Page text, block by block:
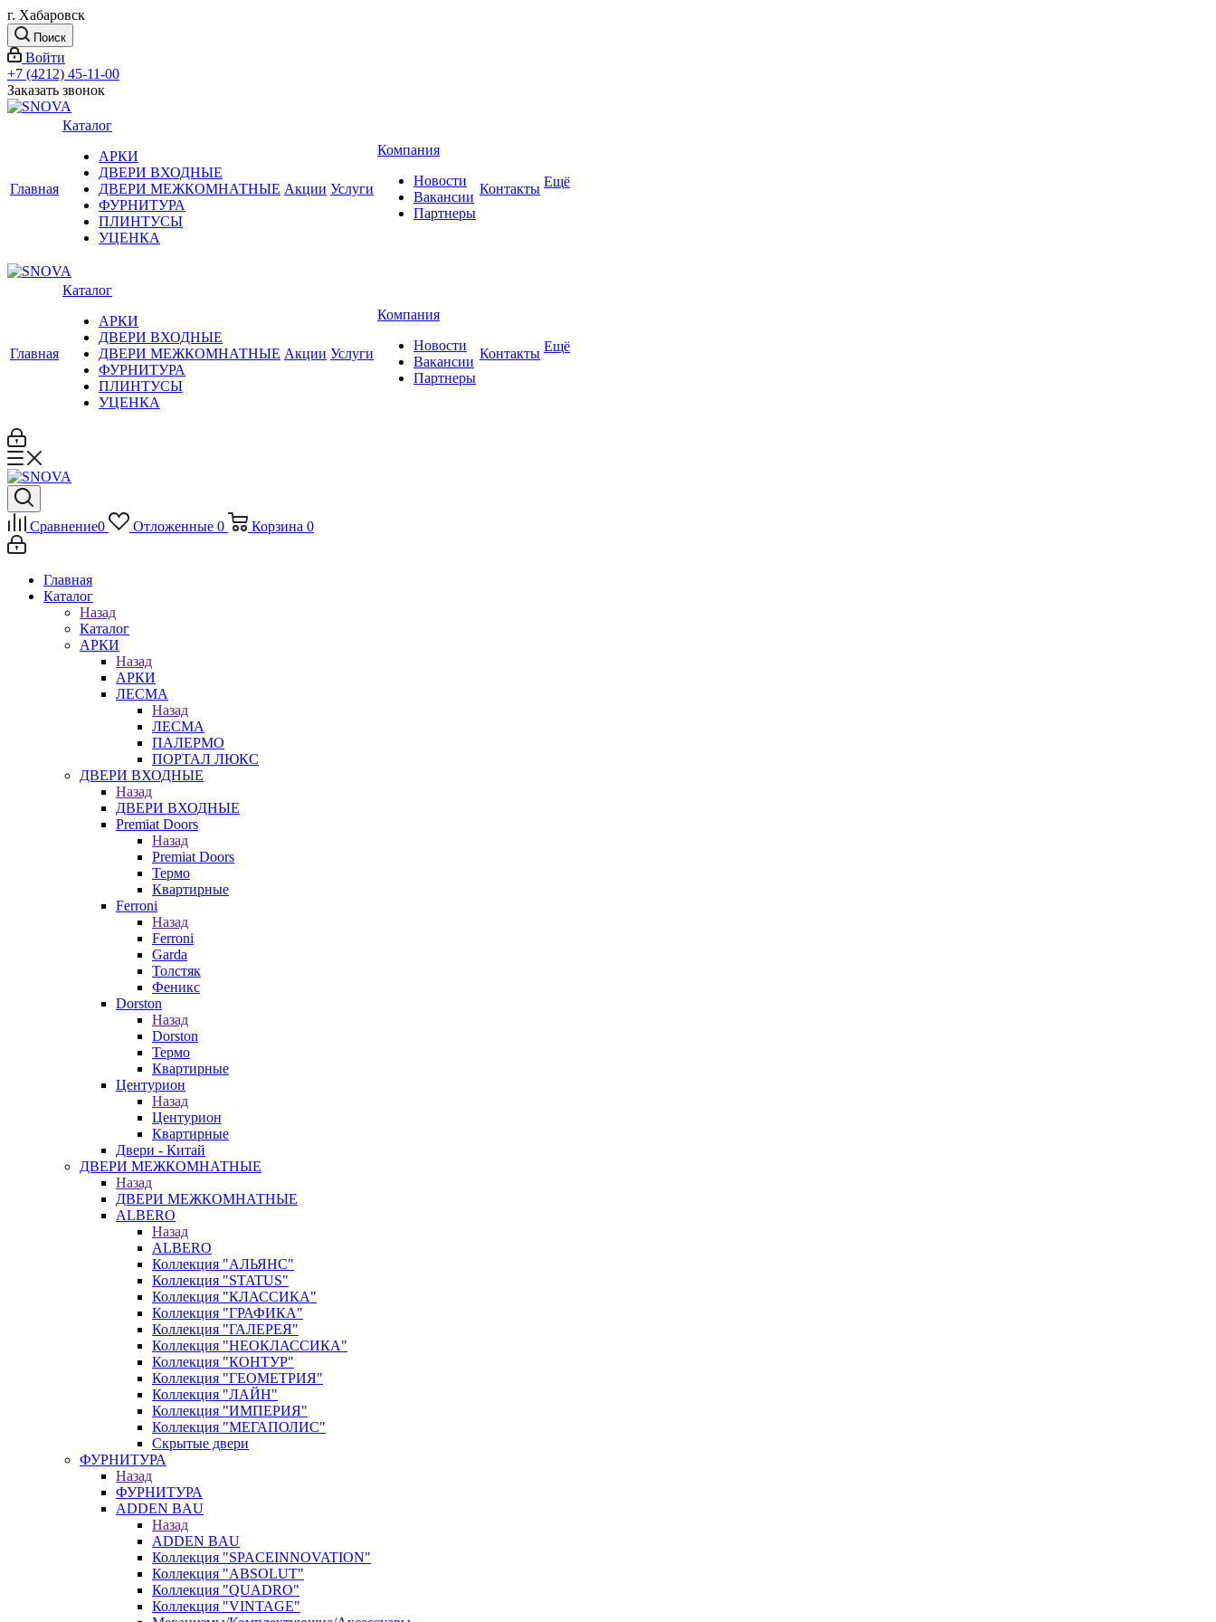
г. Хабаровск
Поиск
Войти
+7 (4212) 45-11-00
Заказать звонок
Главная
Каталог
АРКИ
ДВЕРИ ВХОДНЫЕ
ДВЕРИ МЕЖКОМНАТНЫЕ
ФУРНИТУРА
ПЛИНТУСЫ
УЦЕНКА
Акции Услуги
Компания
Новости
Вакансии
Партнеры
Контакты Ещё
Главная
Каталог
АРКИ
ДВЕРИ ВХОДНЫЕ
ДВЕРИ МЕЖКОМНАТНЫЕ
ФУРНИТУРА
ПЛИНТУСЫ
УЦЕНКА
Акции Услуги
Компания
Новости
Вакансии
Партнеры
Контакты Ещё
Сравнение0 Отложенные 0 Корзина 0
Главная
Каталог
Назад
Каталог
АРКИ
Назад
АРКИ
ЛЕСМА
Назад
ЛЕСМА
ПАЛЕРМО
ПОРТАЛ ЛЮКС
ДВЕРИ ВХОДНЫЕ
Назад
ДВЕРИ ВХОДНЫЕ
Premiat Doors
Назад
Premiat Doors
Термо
Квартирные
Ferroni
Назад
Ferroni
Garda
Толстяк
Феникс
Dorston
Назад
Dorston
Термо
Квартирные
Центурион
Назад
Центурион
Квартирные
Двери - Китай
ДВЕРИ МЕЖКОМНАТНЫЕ
Назад
ДВЕРИ МЕЖКОМНАТНЫЕ
ALBERO
Назад
ALBERO
Коллекция "АЛЬЯНС"
Коллекция "STATUS"
Коллекция "КЛАССИКА"
Коллекция "ГРАФИКА"
Коллекция "ГАЛЕРЕЯ"
Коллекция "НЕОКЛАССИКА"
Коллекция "КОНТУР"
Коллекция "ГЕОМЕТРИЯ"
Коллекция "ЛАЙН"
Коллекция "ИМПЕРИЯ"
Коллекция "МЕГАПОЛИС"
Скрытые двери
ФУРНИТУРА
Назад
ФУРНИТУРА
ADDEN BAU
Назад
ADDEN BAU
Коллекция "SPACEINNOVATION"
Коллекция "ABSOLUT"
Коллекция "QUADRO"
Коллекция "VINTAGE"